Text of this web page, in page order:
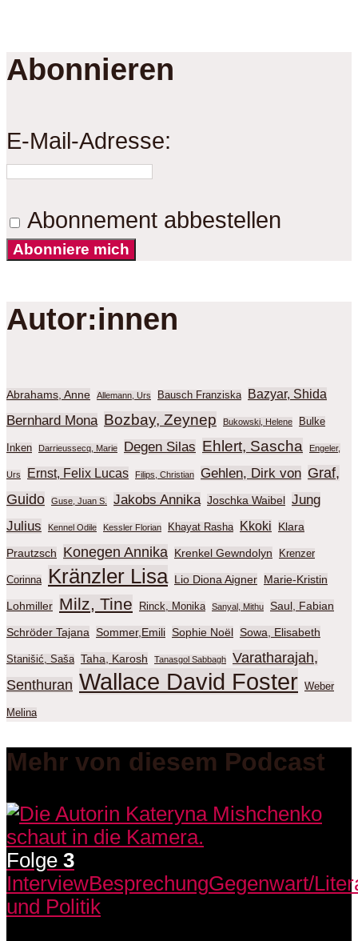
Abonnieren
E-Mail-Adresse:
Abonnement abbestellen
Abonniere mich
Autor:innen
Abrahams, Anne Allemann, Urs Bausch Franziska Bazyar, Shida
Bernhard Mona Bozbay, Zeynep Bukowski, Helene Bulke
Inken Darrieussecq, Marie Degen Silas Ehlert, Sascha Engeler,
Urs Ernst, Felix Lucas Filips, Christian Gehlen, Dirk von Graf,
Guido
Guse, Juan S. Jakobs Annika Joschka Waibel Jung
Julius
Kennel Odile Kessler Florian Khayat Rasha Kkoki Klara
Prautzsch Konegen Annika Krenkel Gewndolyn Krenzer
Corinna Kränzler Lisa Lio Diona Aigner Marie-Kristin
Lohmiller Milz, Tine Rinck, Monika Sanyal, Mithu Saul, Fabian
Schröder Tajana Sommer,Emili Sophie Noël Sowa, Elisabeth
Stanišić, Saša Taha, Karosh Tanasgol Sabbagh
Varatharajah,
Senthuran Wallace David Foster Weber
Melina
Mehr von diesem Podcast
Folge 3
InterviewBesprechungGegenwart/
und Politik